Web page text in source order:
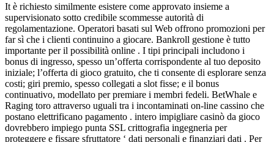
It è richiesto similmente esistere come approvato insieme a
supervisionato sotto credibile scommesse autorità di
regolamentazione. Operatori basati sul Web offrono promozioni per
far sì che i clienti continuino a giocare. Bankroll gestione è tutto
importante per il possibilità online . I tipi principali includono i
bonus di ingresso, spesso un’offerta corrispondente al tuo deposito
iniziale; l’offerta di gioco gratuito, che ti consente di esplorare senza
costi; giri premio, spesso collegati a slot fisse; e il bonus
continuativo, modellato per premiare i membri fedeli. BetWhale e
Raging toro attraverso uguali tra i incontaminati on-line cassino che
postano elettrificano pagamento . intero impigliare casinò da gioco
dovrebbero impiego punta SSL crittografia ingegneria per
proteggere e fissare sfruttatore ‘ dati personali e finanziari dati . Per